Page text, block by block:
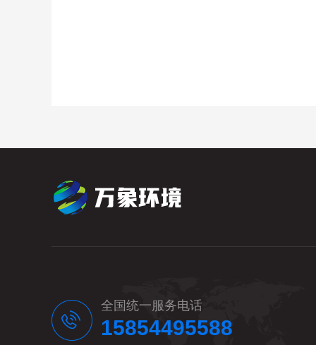
全国统一服务电话
15854495588